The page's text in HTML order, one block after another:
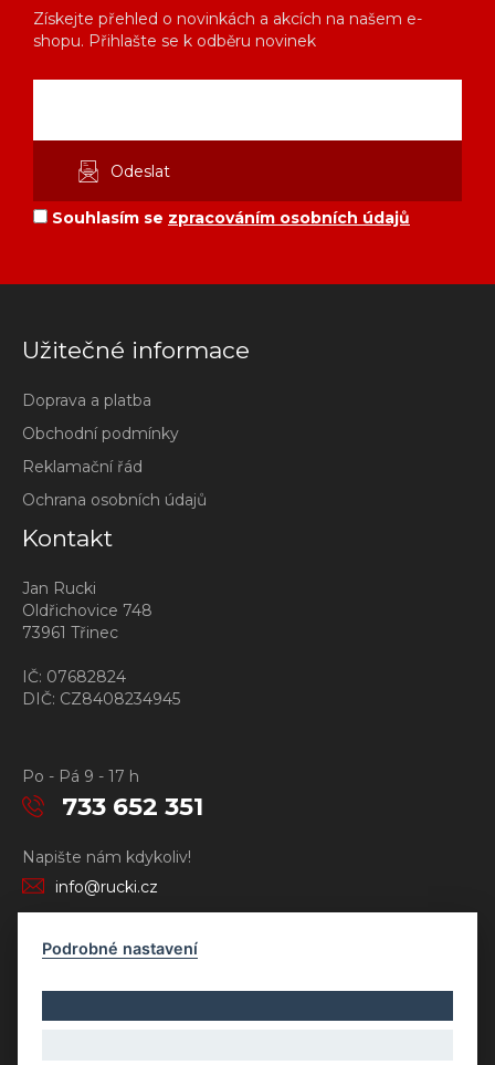
Získejte přehled o novinkách a akcích na našem e-
shopu. Přihlašte se k odběru novinek
Souhlasím se zpracováním osobních údajů
Užitečné informace
Doprava a platba
Obchodní podmínky
Reklamační řád
Ochrana osobních údajů
Kontakt
Jan Rucki
Oldřichovice 748
73961 Třinec
IČ: 07682824
DIČ: CZ8408234945
Po - Pá 9 - 17 h
733 652 351
Napište nám kdykoliv!
info@rucki.cz
Podrobné nastavení